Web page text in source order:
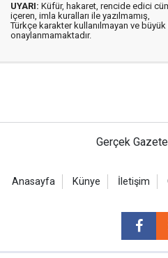
UYARI: Küfür, hakaret, rencide edici
içeren, imla kuralları ile yazılmamış,
Türkçe karakter kullanılmayan ve
onaylanmamaktadır.
Gerçek
Anasayfa Künye İletişim